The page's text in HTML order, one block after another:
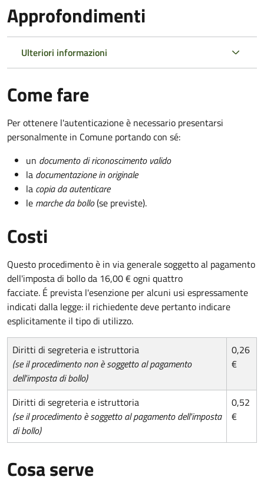
Approfondimenti
Ulteriori informazioni
Come fare
Per ottenere l'autenticazione è necessario presentarsi
personalmente in Comune portando con sé:
un documento di riconoscimento valido
la documentazione in originale
la copia da autenticare
le marche da bollo(se previste).
Costi
Questo procedimento è in via generale soggetto al pagamento
dell'imposta di bollo da 16,00 € ogni quattro
facciate. É prevista l'esenzione per alcuni usi espressamente
indicati dalla legge: il richiedente deve pertanto indicare
esplicitamente il tipo di utilizzo.
Diritti di segreteria e istruttoria
(se il procedimento non è soggetto al pagamento
dell'imposta di bollo)
0,26
€
Diritti di segreteria e istruttoria
(se il procedimento è soggetto al pagamento dell'imposta
di bollo)
0,52
€
Cosa serve